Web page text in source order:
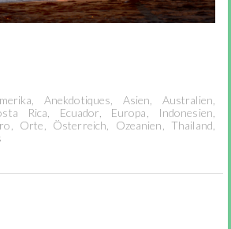
Anekdotiques Asien Australien
Rica Ecuador Europa Indonesien
Orte Österreich Ozeanien Thailand